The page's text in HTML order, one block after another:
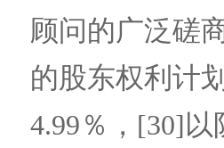
顾问的广泛磋
的股东权利计
4.99％， [30]以